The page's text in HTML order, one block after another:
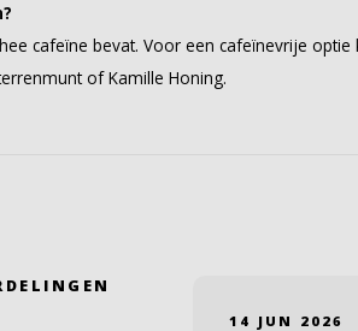
cafeïne bevat. Voor een cafeïnevrije optie
of Kamille Honing.
14 JUN 2026